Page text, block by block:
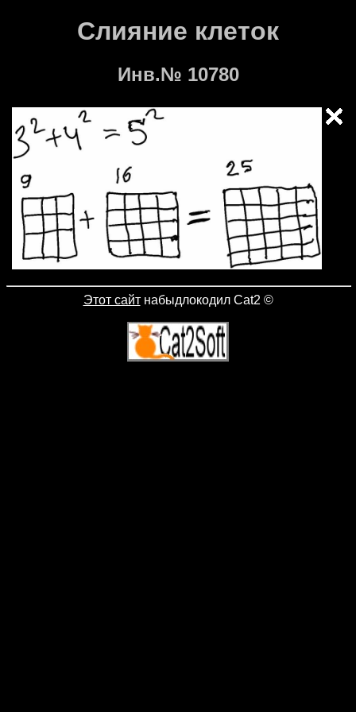
Слияние клеток
Инв.№ 10780
Этот сайтнабыдлокодил Cat2 ©